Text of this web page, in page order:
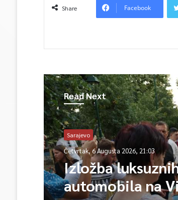
Share Facebook
Read Next
Sarajevo
Četvrtak, 6 Augusta 2026, 21:03
Izložba
automobila na